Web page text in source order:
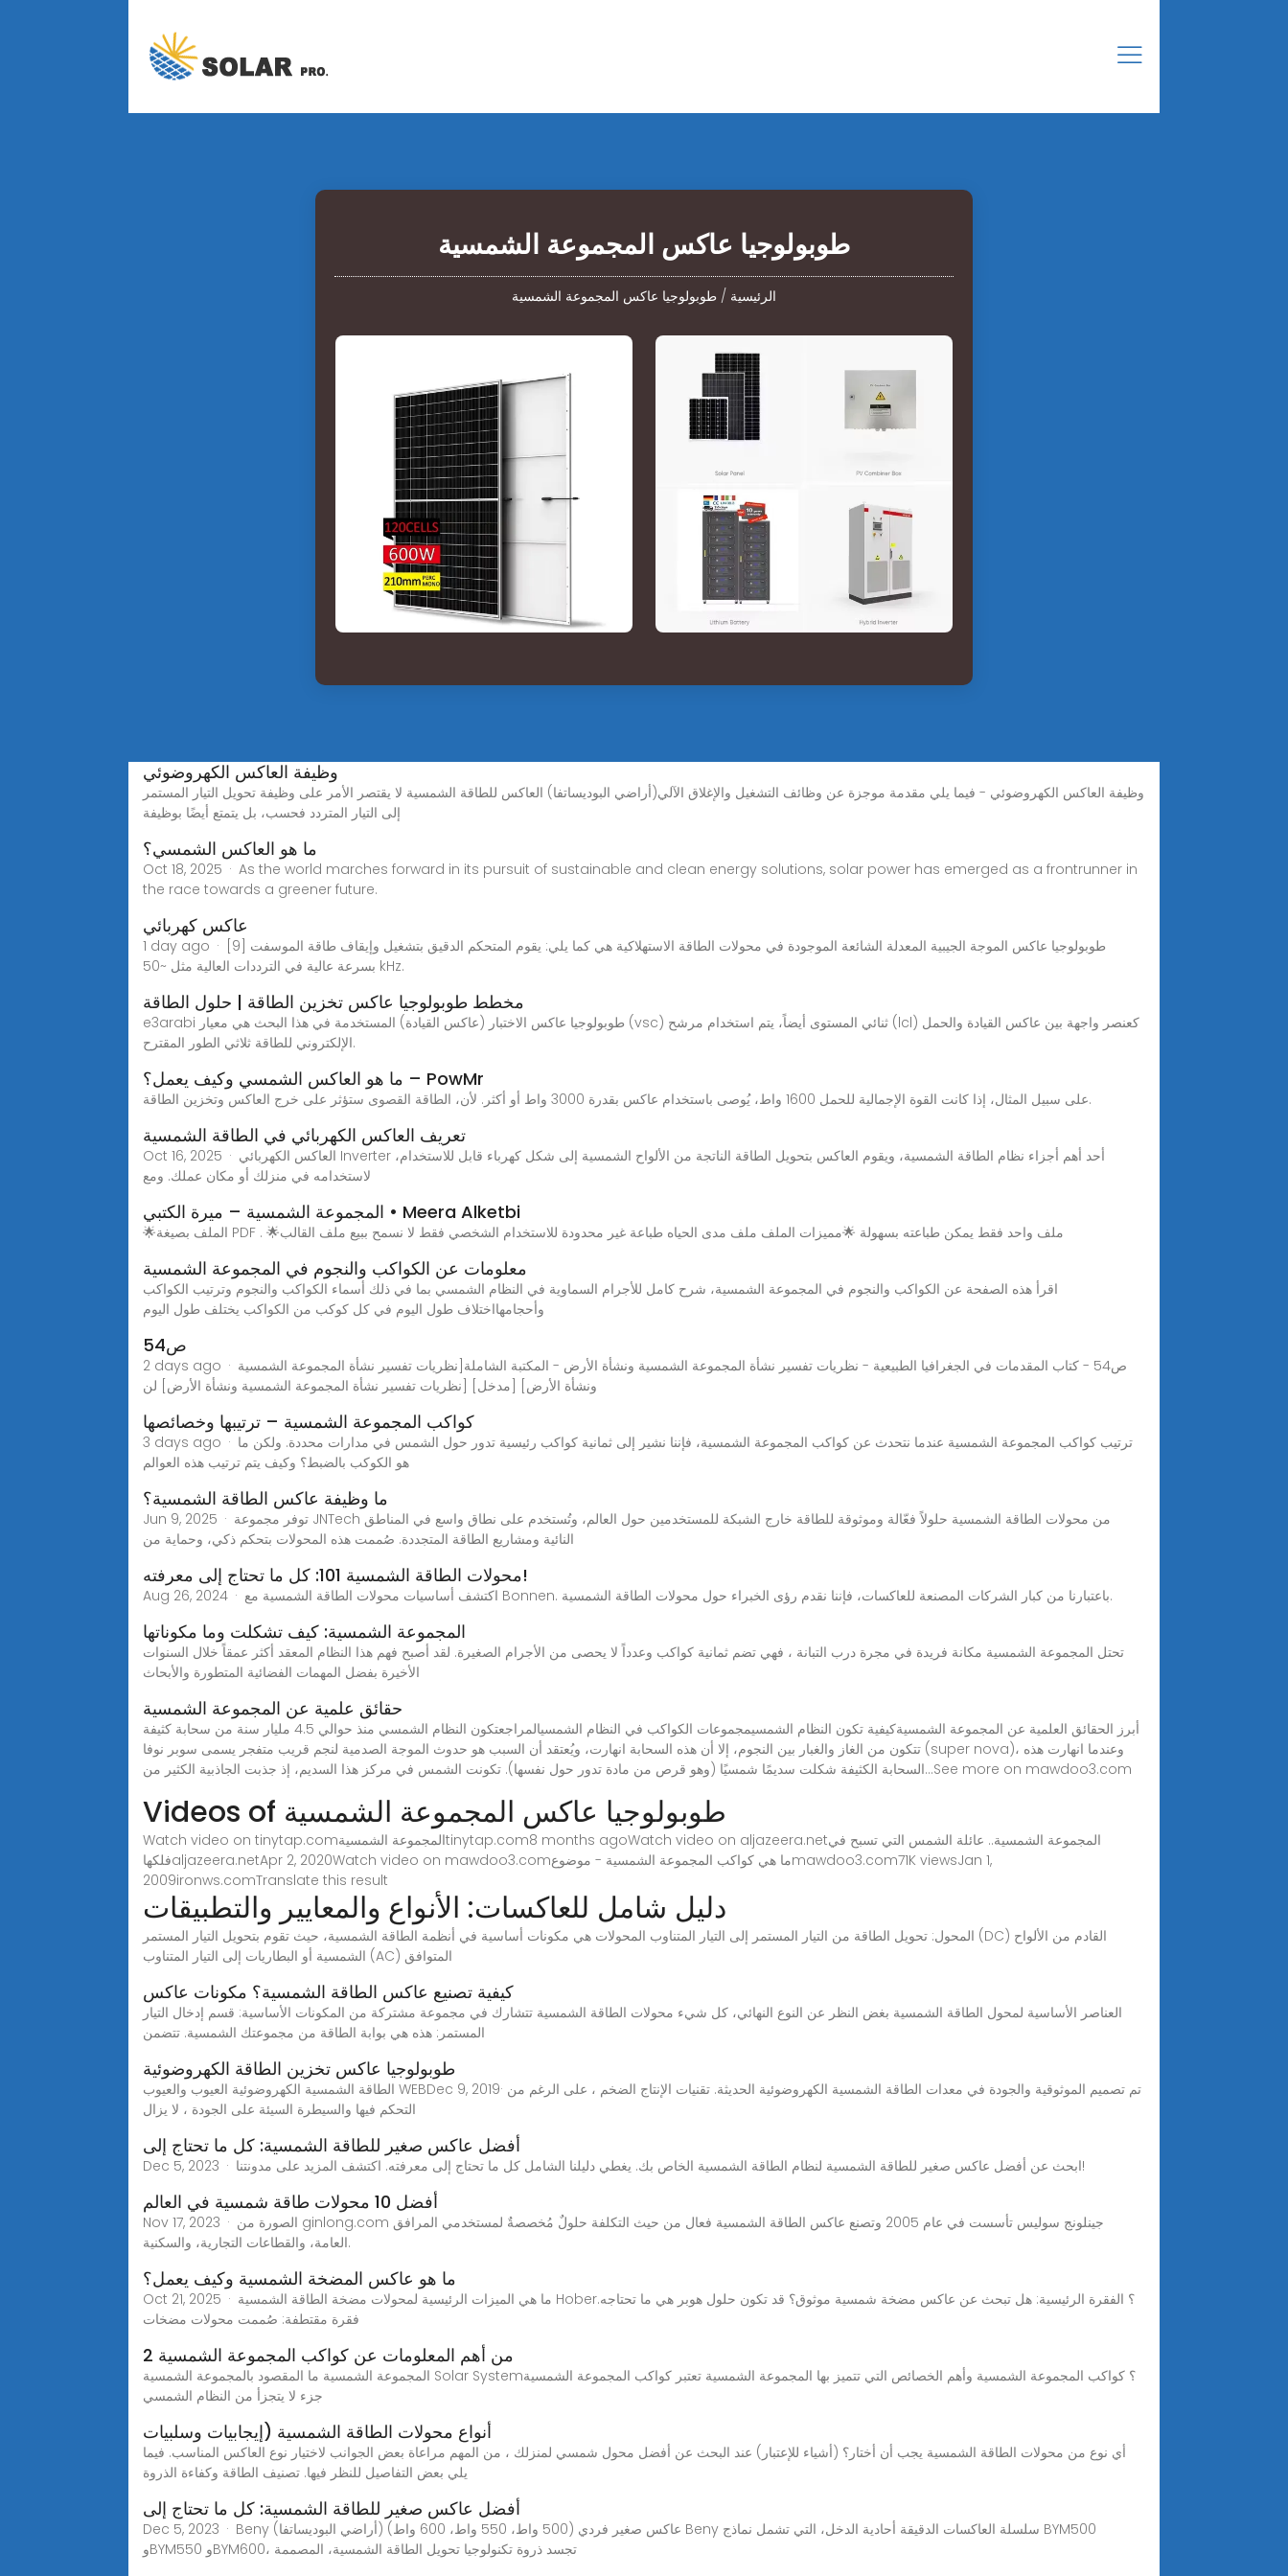
طوبولوجيا عاكس المجموعة الشمسية
الرئيسية / طوبولوجيا عاكس المجموعة الشمسية
وظيفة العاكس الكهروضوئي
وظيفة العاكس الكهروضوئي - فيما يلي مقدمة موجزة عن وظائف التشغيل والإغلاق الآلي(أراضي البوديساتفا) العاكس للطاقة الشمسية لا يقتصر الأمر على وظيفة تحويل التيار المستمر
إلى التيار المتردد فحسب، بل يتمتع أيضًا بوظيفة
ما هو العاكس الشمسي؟
Oct 18, 2025 · As the world marches forward in its pursuit of sustainable and clean energy solutions, solar power has emerged as a frontrunner in
the race towards a greener future.
عاكس كهربائي
1 day ago · [9] طوبولوجيا عاكس الموجة الجيبية المعدلة الشائعة الموجودة في محولات الطاقة الاستهلاكية هي كما يلي: يقوم المتحكم الدقيق بتشغيل وإيقاف طاقة الموسفت
بسرعة عالية في الترددات العالية مثل ~50 kHz.
مخطط طوبولوجيا عاكس تخزين الطاقة | حلول الطاقة
e3arabi طوبولوجيا عاكس الاختبار (عاكس القيادة) المستخدمة في هذا البحث هي معيار (vsc) ثنائي المستوى أيضاً، يتم استخدام مرشح (lcl) كعنصر واجهة بين عاكس القيادة والحمل
الإلكتروني للطاقة ثلاثي الطور المقترح.
ما هو العاكس الشمسي وكيف يعمل؟ – PowMr
على سبيل المثال، إذا كانت القوة الإجمالية للحمل 1600 واط، يُوصى باستخدام عاكس بقدرة 3000 واط أو أكثر. لأن، الطاقة القصوى ستؤثر على خرج العاكس وتخزين الطاقة.
تعريف العاكس الكهربائي في الطاقة الشمسية
Oct 16, 2025 · العاكس الكهربائي Inverter أحد أهم أجزاء نظام الطاقة الشمسية، ويقوم العاكس بتحويل الطاقة الناتجة من الألواح الشمسية إلى شكل كهرباء قابل للاستخدام،
لاستخدامه في منزلك أو مكان عملك. ومع
المجموعة الشمسية – ميرة الكتبي • Meera Alketbi
🌟الملف بصيغة PDF . 🌟ملف واحد فقط يمكن طباعته بسهولة 🌟مميزات الملف ملف مدى الحياه طباعة غير محدودة للاستخدام الشخصي فقط لا نسمح ببيع ملف القالب
معلومات عن الكواكب والنجوم في المجموعة الشمسية
اقرأ هذه الصفحة عن الكواكب والنجوم في المجموعة الشمسية، شرح كامل للأجرام السماوية في النظام الشمسي بما في ذلك أسماء الكواكب والنجوم وترتيب الكواكب
وأحجامهااختلاف طول اليوم في كل كوكب من الكواكب يختلف طول اليوم
ص54
2 days ago · ص54 - كتاب المقدمات في الجغرافيا الطبيعية - نظريات تفسير نشأة المجموعة الشمسية ونشأة الأرض - المكتبة الشاملة[نظريات تفسير نشأة المجموعة الشمسية
ونشأة الأرض] [مدخل] [نظريات تفسير نشأة المجموعة الشمسية ونشأة الأرض] لن
كواكب المجموعة الشمسية – ترتيبها وخصائصها
3 days ago · ترتيب كواكب المجموعة الشمسية عندما نتحدث عن كواكب المجموعة الشمسية، فإننا نشير إلى ثمانية كواكب رئيسية تدور حول الشمس في مدارات محددة. ولكن ما
هو الكوكب بالضبط؟ وكيف يتم ترتيب هذه العوالم
ما وظيفة عاكس الطاقة الشمسية؟
Jun 9, 2025 · توفر مجموعة JNTech من محولات الطاقة الشمسية حلولاً فعّالة وموثوقة للطاقة خارج الشبكة للمستخدمين حول العالم، وتُستخدم على نطاق واسع في المناطق
النائية ومشاريع الطاقة المتجددة. صُممت هذه المحولات بتحكم ذكي، وحماية من
محولات الطاقة الشمسية 101: كل ما تحتاج إلى معرفته!
Aug 26, 2024 · اكتشف أساسيات محولات الطاقة الشمسية مع Bonnen. باعتبارنا من كبار الشركات المصنعة للعاكسات، فإننا نقدم رؤى الخبراء حول محولات الطاقة الشمسية.
المجموعة الشمسية: كيف تشكلت وما مكوناتها
تحتل المجموعة الشمسية مكانة فريدة في مجرة درب التبانة ، فهي تضم ثمانية كواكب وعدداً لا يحصى من الأجرام الصغيرة. لقد أصبح فهم هذا النظام المعقد أكثر عمقاً خلال السنوات
الأخيرة بفضل المهمات الفضائية المتطورة والأبحاث
حقائق علمية عن المجموعة الشمسية
أبرز الحقائق العلمية عن المجموعة الشمسيةكيفية تكون النظام الشمسيمجموعات الكواكب في النظام الشمسيالمراجعتكون النظام الشمسي منذ حوالي 4.5 مليار سنة من سحابة كثيفة
تتكون من الغاز والغبار بين النجوم، إلا أن هذه السحابة انهارت، ويُعتقد أن السبب هو حدوث الموجة الصدمية لنجم قريب متفجر يسمى سوبر نوفا (super nova)، وعندما انهارت هذه
السحابة الكثيفة شكلت سديمًا شمسيًا (وهو قرص من مادة تدور حول نفسها). تكونت الشمس في مركز هذا السديم، إذ جذبت الجاذبية الكثير من...See more on mawdoo3.com
Videos of طوبولوجيا عاكس المجموعة الشمسية
Watch video on tinytap.comالمجموعة الشمسيةtinytap.com8 months agoWatch video on aljazeera.netالمجموعة الشمسية.. عائلة الشمس التي تسبح في
فلكهاaljazeera.netApr 2, 2020Watch video on mawdoo3.comما هي كواكب المجموعة الشمسية - موضوعmawdoo3.com71K viewsJan 1,
2009ironws.comTranslate this result
دليل شامل للعاكسات: الأنواع والمعايير والتطبيقات
المحول: تحويل الطاقة من التيار المستمر إلى التيار المتناوب المحولات هي مكونات أساسية في أنظمة الطاقة الشمسية، حيث تقوم بتحويل التيار المستمر (DC) القادم من الألواح
الشمسية أو البطاريات إلى التيار المتناوب (AC) المتوافق
كيفية تصنيع عاكس الطاقة الشمسية؟ مكونات عاكس
العناصر الأساسية لمحول الطاقة الشمسية بغض النظر عن النوع النهائي، كل شيء محولات الطاقة الشمسية تتشارك في مجموعة مشتركة من المكونات الأساسية: قسم إدخال التيار
المستمر: هذه هي بوابة الطاقة من مجموعتك الشمسية. تتضمن
طوبولوجيا عاكس تخزين الطاقة الكهروضوئية
الطاقة الشمسية الكهروضوئية العيوب والعيوب WEBDec 9, 2019· تم تصميم الموثوقية والجودة في معدات الطاقة الشمسية الكهروضوئية الحديثة. تقنيات الإنتاج الضخم ، على الرغم من
التحكم فيها والسيطرة السيئة على الجودة ، لا يزال
أفضل عاكس صغير للطاقة الشمسية: كل ما تحتاج إلى
Dec 5, 2023 · ابحث عن أفضل عاكس صغير للطاقة الشمسية لنظام الطاقة الشمسية الخاص بك. يغطي دليلنا الشامل كل ما تحتاج إلى معرفته. اكتشف المزيد على مدونتنا!
أفضل 10 محولات طاقة شمسية في العالم
Nov 17, 2023 · الصورة من ginlong.com جينلونج سوليس تأسست في عام 2005 وتصنع عاكس الطاقة الشمسية فعال من حيث التكلفة حلولٌ مُخصصةٌ لمستخدمي المرافق
العامة، والقطاعات التجارية، والسكنية.
ما هو عاكس المضخة الشمسية وكيف يعمل؟
Oct 21, 2025 · ما هي الميزات الرئيسية لمحولات مضخة الطاقة الشمسية Hober؟ الفقرة الرئيسية: هل تبحث عن عاكس مضخة شمسية موثوق؟ قد تكون حلول هوبر هي ما تحتاجه.
فقرة مقتطفة: صُممت محولات مضخات
2 من أهم المعلومات عن كواكب المجموعة الشمسية
المجموعة الشمسية ما المقصود بالمجموعة الشمسية Solar System؟ كواكب المجموعة الشمسية وأهم الخصائص التي تتميز بها المجموعة الشمسية تعتبر كواكب المجموعة الشمسية
جزء لا يتجزأ من النظام الشمسي
أنواع محولات الطاقة الشمسية (إيجابيات وسلبيات
أي نوع من محولات الطاقة الشمسية يجب أن أختار؟ (أشياء للإعتبار) عند البحث عن أفضل محول شمسي لمنزلك ، من المهم مراعاة بعض الجوانب لاختيار نوع العاكس المناسب. فيما
يلي بعض التفاصيل للنظر فيها. تصنيف الطاقة وكفاءة الذروة
أفضل عاكس صغير للطاقة الشمسية: كل ما تحتاج إلى
Dec 5, 2023 · Beny عاكس صغير فردي (500 واط، 550 واط، 600 واط) (أراضي البوديساتفا) Beny سلسلة العاكسات الدقيقة أحادية الدخل، التي تشمل نماذج BYM500
وBYM550 وBYM600، تجسد ذروة تكنولوجيا تحويل الطاقة الشمسية، المصممة